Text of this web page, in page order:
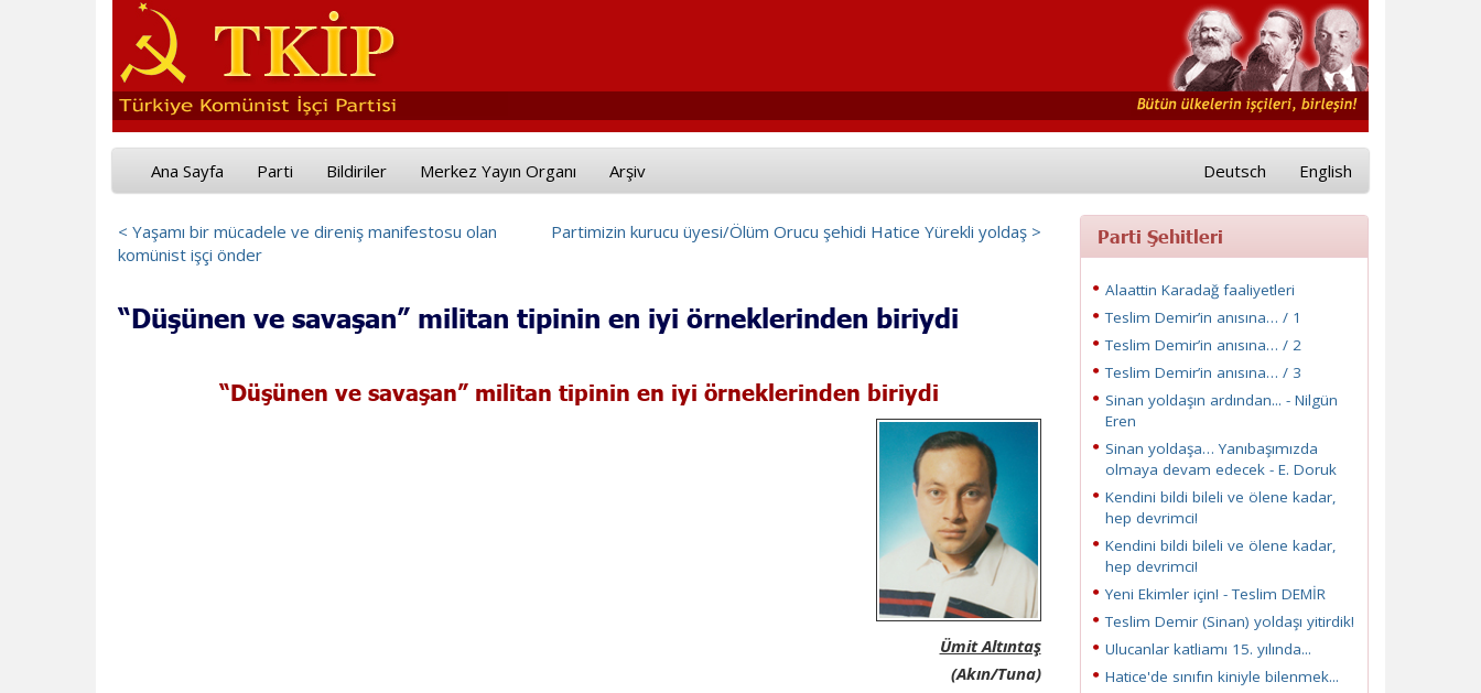
Ana Sayfa Parti Bildiriler Merkez Yayın Organı Arşiv Deutsch English
Partimizin kurucu üyesi/Ölüm Orucu şehidi Hatice Yürekli yoldaş >
< Yaşamı bir mücadele ve direniş manifestosu olan
komünist işçi önder
“Düşünen ve savaşan” militan tipinin en iyi örneklerinden biriydi
“Düşünen ve savaşan” militan tipinin en iyi örneklerinden biriydi
Ümit Altıntaş
(Akın/Tuna)
Parti Şehitleri
Alaattin Karadağ faaliyetleri
Teslim Demir’in anısına… / 1
Teslim Demir’in anısına… / 2
Teslim Demir’in anısına… / 3
Sinan yoldaşın ardından... - Nilgün
Eren
Sinan yoldaşa… Yanıbaşımızda
olmaya devam edecek - E. Doruk
Kendini bildi bileli ve ölene kadar,
hep devrimci!
Kendini bildi bileli ve ölene kadar,
hep devrimci!
Yeni Ekimler için! - Teslim DEMİR
Teslim Demir (Sinan) yoldaşı yitirdik!
Ulucanlar katliamı 15. yılında...
Hatice'de sınıfın kiniyle bilenmek...